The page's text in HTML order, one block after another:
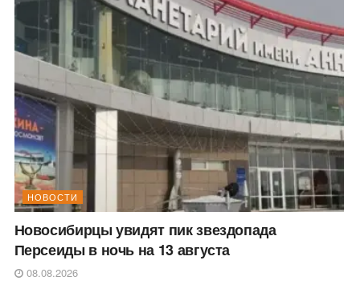
НОВОСТИ
Новосибирцы увидят пик звездопада
Персеиды в ночь на 13 августа
08.08.2026